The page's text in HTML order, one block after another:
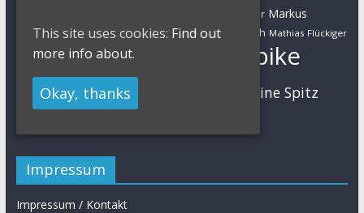
Markus Bauer Markus
Kaufmann Markus Schulte-Lünzum Martin Gluth Mathias Flückiger
Max Brandl Moritz Milatz
Mountainbike
MTB Nadine Rieder Sabine Spitz
Simon Stiebjahn
Impressum
Impressum / Kontakt
This site uses cookies: Find out
more info about.
Okay, thanks